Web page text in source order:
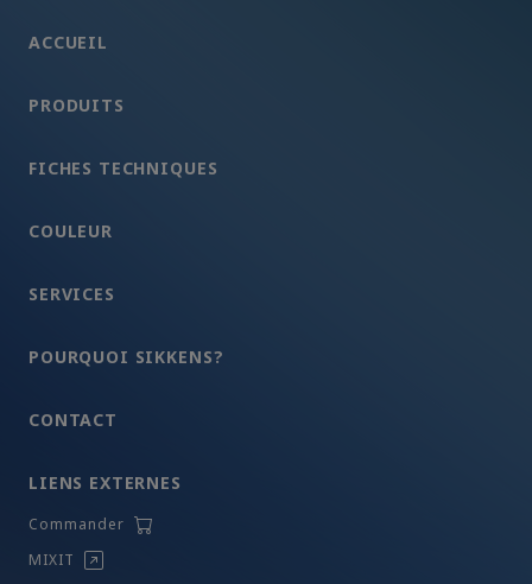
ACCUEIL
PRODUITS
FICHES TECHNIQUES
COULEUR
SERVICES
POURQUOI SIKKENS?
CONTACT
LIENS EXTERNES
Commander
MIXIT